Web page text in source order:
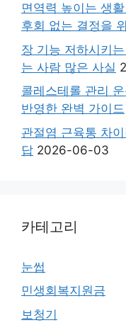
면역력 높이는 생
후회 없는 결정을
장 기능 저하시키
는 사람 많은 사실
콜레스테롤 관리
반영한 완벽 가이드
관절염 근육통 차
답 2026-06-03
카테고리
눈썹
민생회복지원금
보청기